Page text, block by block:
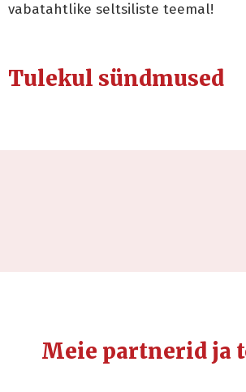
vabatahtlike seltsiliste teemal!
Tulekul sündmused
Meie partnerid ja